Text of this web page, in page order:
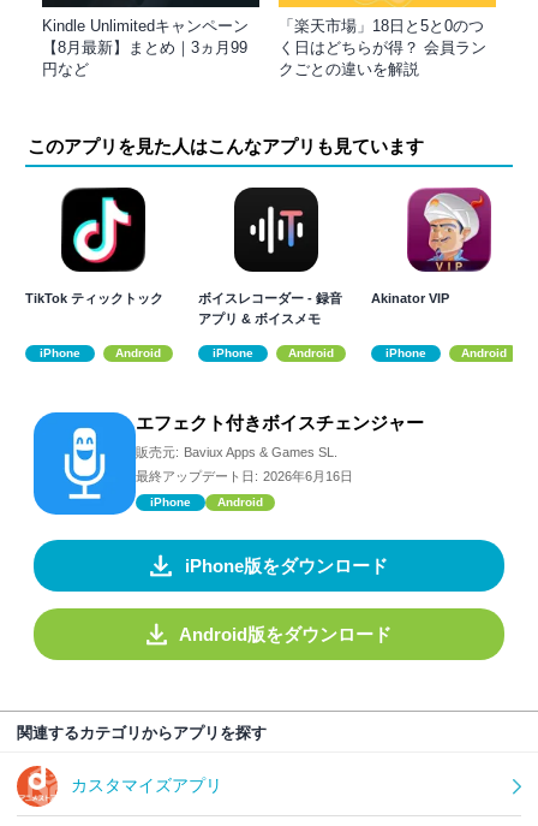
Kindle Unlimitedキャンペーン
【8月最新】まとめ｜3ヵ月99
円など
「楽天市場」18日と5と0のつ
く日はどちらが得？ 会員ラン
クごとの違いを解説
このアプリを見た人はこんなアプリも見ています
TikTok ティックトック
iPhone Android
ボイスレコーダー - 録音
アプリ & ボイスメモ
iPhone Android
Akinator VIP
iPhone Android
エフェクト付きボイスチェンジャー
販売元: Baviux Apps & Games SL.
最終アップデート日: 2026年6月16日
iPhone Android
iPhone版をダウンロード
Android版をダウンロード
関連するカテゴリからアプリを探す
カスタマイズアプリ